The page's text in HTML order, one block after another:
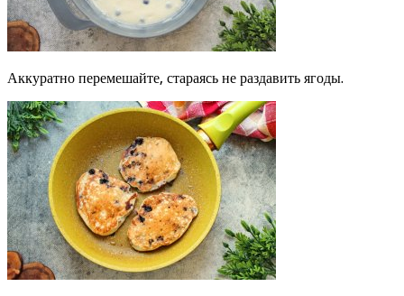
Аккуратно перемешайте, стараясь не раздавить ягоды.